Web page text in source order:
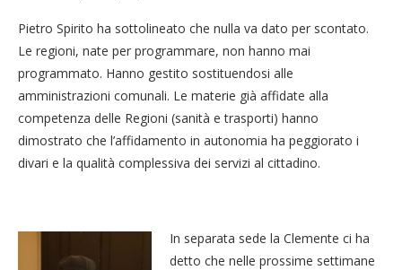
Pietro Spirito ha sottolineato che nulla va dato per scontato.
Le regioni, nate per programmare, non hanno mai
programmato. Hanno gestito sostituendosi alle
amministrazioni comunali. Le materie già affidate alla
competenza delle Regioni (sanità e trasporti) hanno
dimostrato che l’affidamento in autonomia ha peggiorato i
divari e la qualità complessiva dei servizi al cittadino.
In separata sede la Clemente ci ha
detto che nelle prossime settimane